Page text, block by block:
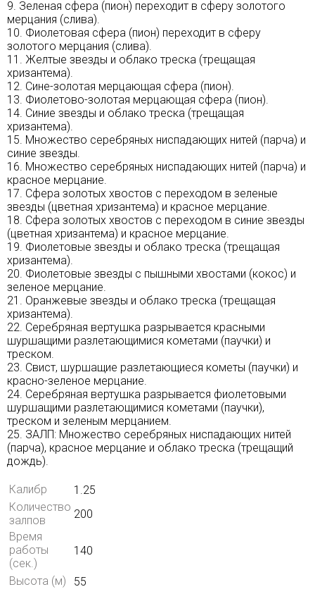
9. Зеленая сфера (пион) переходит в сферу золотого
мерцания (слива).
10. Фиолетовая сфера (пион) переходит в сферу
золотого мерцания (слива).
11. Желтые звезды и облако треска (трещащая
хризантема).
12. Сине-золотая мерцающая сфера (пион).
13. Фиолетово-золотая мерцающая сфера (пион).
14. Синие звезды и облако треска (трещащая
хризантема).
15. Множество серебряных ниспадающих нитей (парча) и
синие звезды.
16. Множество серебряных ниспадающих нитей (парча) и
красное мерцание.
17. Сфера золотых хвостов с переходом в зеленые
звезды (цветная хризантема) и красное мерцание.
18. Сфера золотых хвостов с переходом в синие звезды
(цветная хризантема) и красное мерцание.
19. Фиолетовые звезды и облако треска (трещащая
хризантема).
20. Фиолетовые звезды с пышными хвостами (кокос) и
зеленое мерцание.
21. Оранжевые звезды и облако треска (трещащая
хризантема).
22. Серебряная вертушка разрывается красными
шуршащими разлетающимися кометами (паучки) и
треском.
23. Свист, шуршащие разлетающиеся кометы (паучки) и
красно-зеленое мерцание.
24. Серебряная вертушка разрывается фиолетовыми
шуршащими разлетающимися кометами (паучки),
треском и зеленым мерцанием.
25. ЗАЛП: Множество серебряных ниспадающих нитей
(парча), красное мерцание и облако треска (трещащий
дождь).
Калибр
1.25
Количество
залпов
200
Время
работы
(сек.)
140
Высота (м) 55